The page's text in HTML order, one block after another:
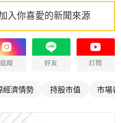
入你喜愛的新聞來源
追蹤 好友 訂閱
經濟情勢 持股市值 市場